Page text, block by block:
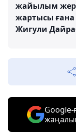
жайылым
жартысы
Жигули